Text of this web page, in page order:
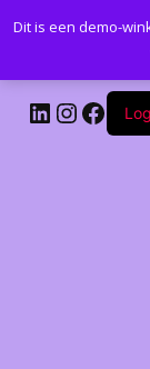
LinkedIn
Dit is een demo-